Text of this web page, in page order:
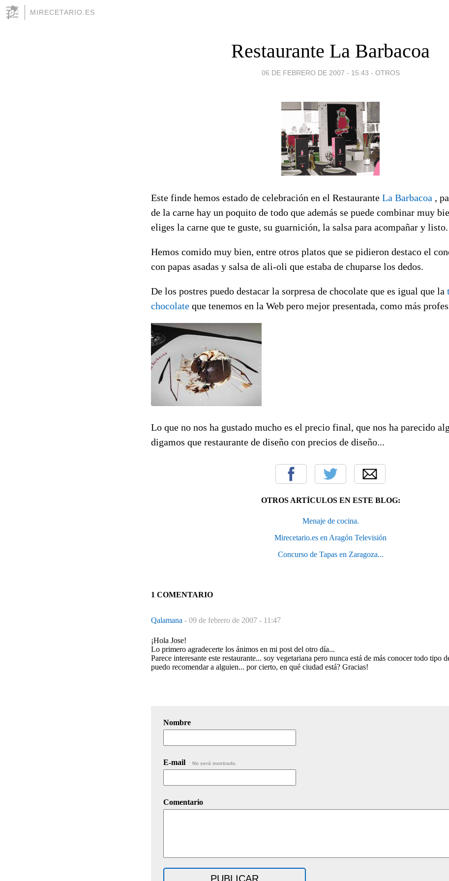
MIRECETARIO.ES
Restaurante La Barbacoa
06 DE FEBRERO DE 2007 - 15:43 - OTROS
Este finde hemos estado de celebración en el Restaurante La Barbacoa ,
de la carne hay un poquito de todo que además se puede combinar muy
eliges la carne que te guste, su guarnición, la salsa para acompañar y listo.
Hemos comido muy bien, entre otros platos que se pidieron destaco el
con papas asadas y salsa de ali-oli que estaba de chuparse los dedos.
De los postres puedo destacar la sorpresa de chocolate que es igual que la
chocolate que tenemos en la Web pero mejor presentada, como más
Lo que no nos ha gustado mucho es el precio final, que nos ha parecido
digamos que restaurante de diseño con precios de diseño...
OTROS ARTÍCULOS EN ESTE BLOG:
Menaje de cocina.
Mirecetario.es en Aragón Televisión
Concurso de Tapas en Zaragoza...
1 COMENTARIO
Qalamana - 09 de febrero de 2007 - 11:47
¡Hola Jose!
Lo primero agradecerte los ánimos en mi post del otro día...
Parece interesante este restaurante... soy vegetariana pero nunca está de más conocer todo tipo
puedo recomendar a alguien... por cierto, en qué ciudad está? Gracias!
Nombre
E-mail No será mostrado.
Comentario